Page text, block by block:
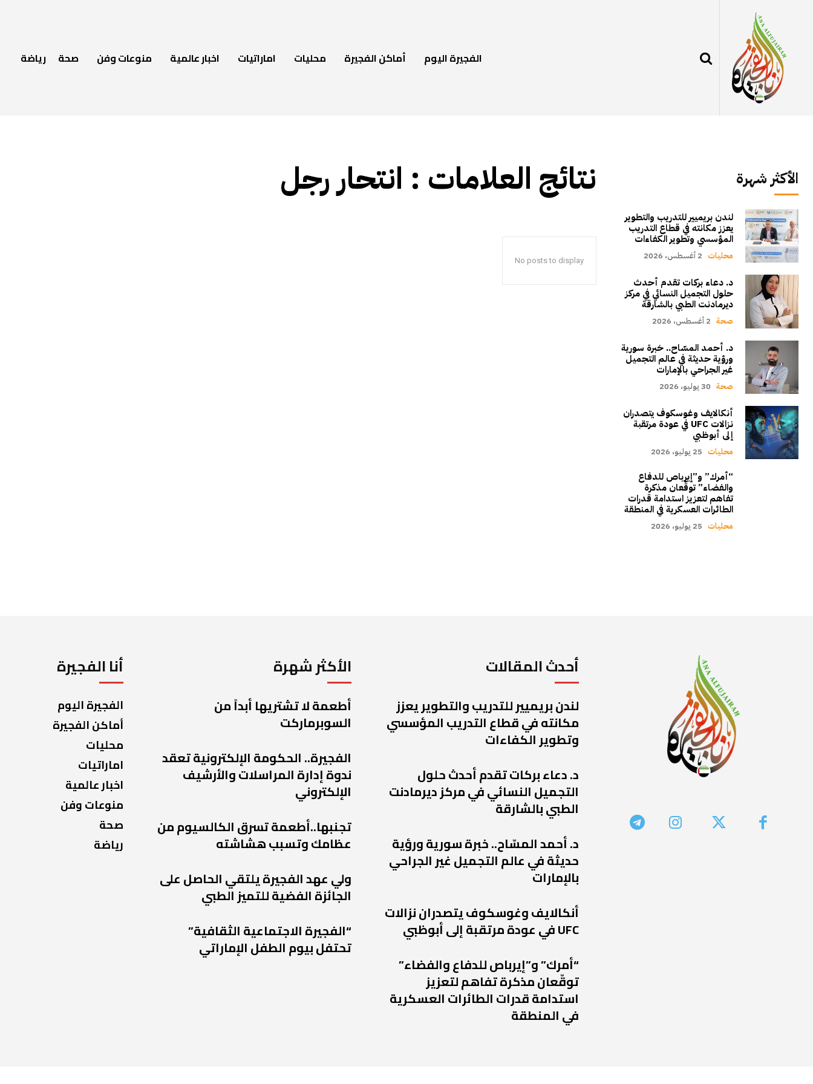
الفجيرة اليوم أماكن الفجيرة محليات اماراتيات اخبار عالمية منوعات وفن صحة رياضة
نتائج العلامات : انتحار رجل
No posts to display
الأكثر شهرة
لندن بريميير للتدريب والتطوير
يعزز مكانته في قطاع التدريب
المؤسسي وتطوير الكفاءات
محليات 2 أغسطس، 2026
د. دعاء بركات تقدم أحدث
حلول التجميل النسائي في مركز
ديرمادنت الطبي بالشارقة
صحة 2 أغسطس، 2026
د. أحمد المسّاح.. خبرة سورية
ورؤية حديثة في عالم التجميل
غير الجراحي بالإمارات
صحة 30 يوليو، 2026
أنكالايف وغوسكوف يتصدران
نزالات UFC في عودة مرتقبة
إلى أبوظبي
محليات 25 يوليو، 2026
“أمرك” و”إيرباص للدفاع
والفضاء” توقّعان مذكرة
تفاهم لتعزيز استدامة قدرات
الطائرات العسكرية في المنطقة
محليات 25 يوليو، 2026
أنا الفجيرة
الفجيرة اليوم
أماكن الفجيرة
محليات
اماراتيات
اخبار عالمية
منوعات وفن
صحة
رياضة
الأكثر شهرة
أطعمة لا تشتريها أبداً من
السوبرماركت
الفجيرة.. الحكومة الإلكترونية تعقد
ندوة إدارة المراسلات والأرشيف
الإلكتروني
تجنبها..أطعمة تسرق الكالسيوم من
عظامك وتسبب هشاشته
ولي عهد الفجيرة يلتقي الحاصل على
الجائزة الفضية للتميز الطبي
“الفجيرة الاجتماعية الثقافية”
تحتفل بيوم الطفل الإماراتي
أحدث المقالات
لندن بريميير للتدريب والتطوير يعزز
مكانته في قطاع التدريب المؤسسي
وتطوير الكفاءات
د. دعاء بركات تقدم أحدث حلول
التجميل النسائي في مركز ديرمادنت
الطبي بالشارقة
د. أحمد المسّاح.. خبرة سورية ورؤية
حديثة في عالم التجميل غير الجراحي
بالإمارات
أنكالايف وغوسكوف يتصدران نزالات
UFC في عودة مرتقبة إلى أبوظبي
“أمرك” و”إيرباص للدفاع والفضاء”
توقّعان مذكرة تفاهم لتعزيز
استدامة قدرات الطائرات العسكرية
في المنطقة